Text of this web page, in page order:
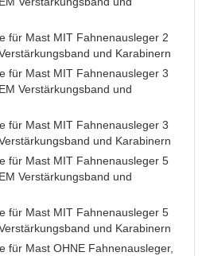
für Mast MIT Fahnenausleger 2
und Karabinern
für Mast MIT Fahnenausleger 3
Verstärkungsband und
für Mast MIT Fahnenausleger 3
und Karabinern
für Mast MIT Fahnenausleger 5
Verstärkungsband und
für Mast MIT Fahnenausleger 5
und Karabinern
für Mast OHNE Fahnenausleger,